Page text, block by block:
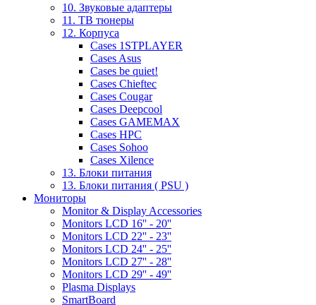
10. Звуковые адаптеры
11. ТВ тюнеры
12. Корпуса
Cases 1STPLAYER
Cases Asus
Cases be quiet!
Cases Chieftec
Cases Cougar
Cases Deepcool
Cases GAMEMAX
Cases HPC
Cases Sohoo
Cases Xilence
13. Блоки питания
13. Блоки питания ( PSU )
Мониторы
Monitor & Display Accessories
Monitors LCD 16'' - 20''
Monitors LCD 22'' - 23''
Monitors LCD 24'' - 25''
Monitors LCD 27'' - 28''
Monitors LCD 29'' - 49''
Plasma Displays
SmartBoard